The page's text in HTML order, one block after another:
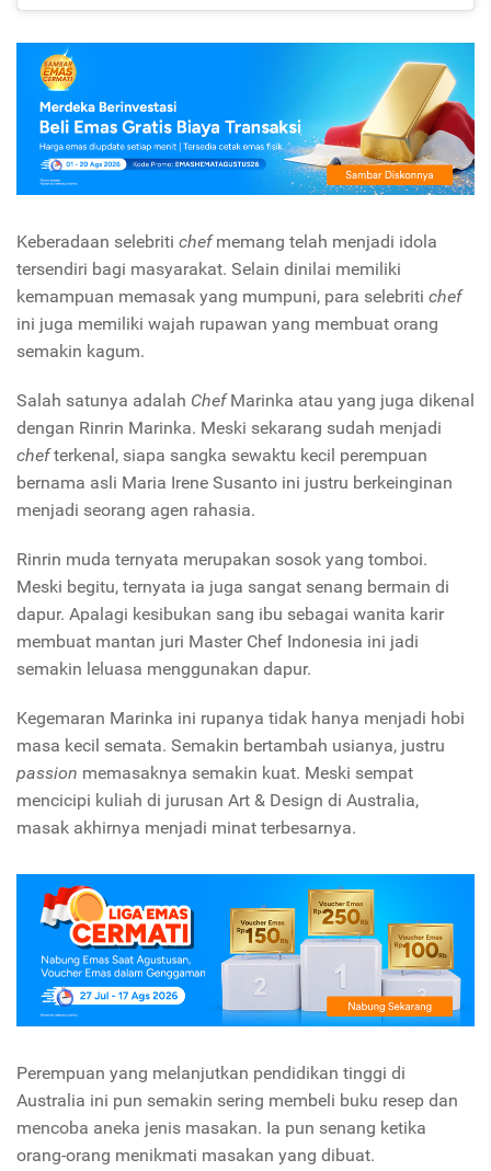
Keberadaan selebriti chefmemang telah menjadi idola
tersendiri bagi masyarakat. Selain dinilai memiliki
kemampuan memasak yang mumpuni, para selebriti chef
ini juga memiliki wajah rupawan yang membuat orang
semakin kagum.
Salah satunya adalah ChefMarinka atau yang juga dikenal
dengan Rinrin Marinka. Meski sekarang sudah menjadi
chefterkenal, siapa sangka sewaktu kecil perempuan
bernama asli Maria Irene Susanto ini justru berkeinginan
menjadi seorang agen rahasia.
Rinrin muda ternyata merupakan sosok yang tomboi.
Meski begitu, ternyata ia juga sangat senang bermain di
dapur. Apalagi kesibukan sang ibu sebagai wanita karir
membuat mantan juri Master Chef Indonesia ini jadi
semakin leluasa menggunakan dapur.
Kegemaran Marinka ini rupanya tidak hanya menjadi hobi
masa kecil semata. Semakin bertambah usianya, justru
passion memasaknya semakin kuat. Meski sempat
mencicipi kuliah di jurusan Art & Design di Australia,
masak akhirnya menjadi minat terbesarnya.
Perempuan yang melanjutkan pendidikan tinggi di
Australia ini pun semakin sering membeli buku resep dan
mencoba aneka jenis masakan. Ia pun senang ketika
orang-orang menikmati masakan yang dibuat.